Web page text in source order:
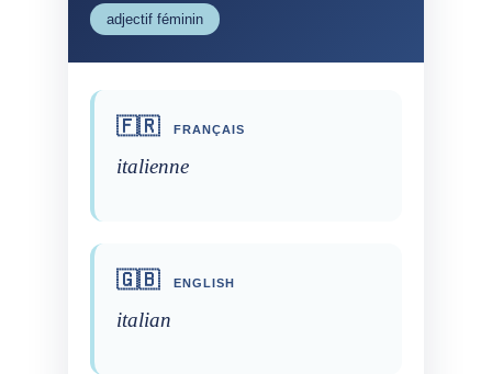
adjectif féminin
🇫🇷 FRANÇAIS
italienne
🇬🇧 ENGLISH
italian